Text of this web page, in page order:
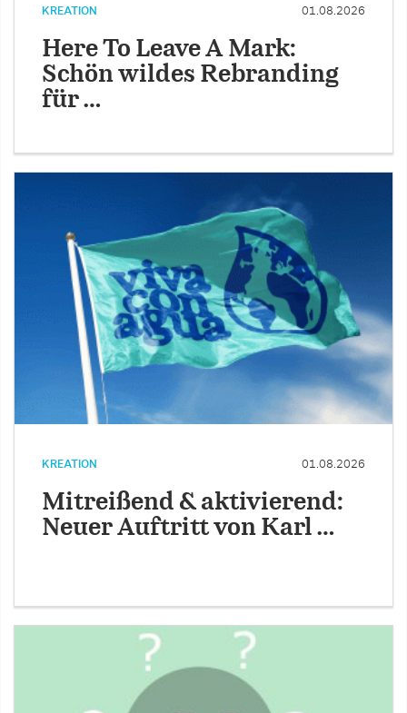
KREATION 01.08.2026
Here To Leave A Mark:
Schön wildes Rebranding
für …
KREATION 01.08.2026
Mitreißend & aktivierend:
Neuer Auftritt von Karl …